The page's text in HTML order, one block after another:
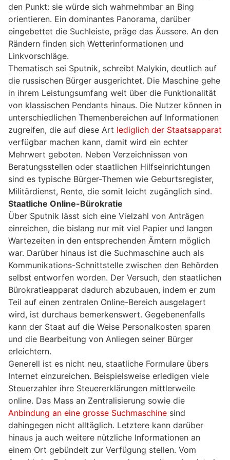
den Punkt: sie würde sich wahrnehmbar an Bing
orientieren. Ein dominantes Panorama, darüber
eingebettet die Suchleiste, präge das Äussere. An den
Rändern finden sich Wetterinformationen und
Linkvorschläge.
Thematisch sei Sputnik, schreibt Malykin, deutlich auf
die russischen Bürger ausgerichtet. Die Maschine gehe
in ihrem Leistungsumfang weit über die Funktionalität
von klassischen Pendants hinaus. Die Nutzer können in
unterschiedlichen Themenbereichen auf Informationen
zugreifen, die auf diese Art lediglich der Staatsapparat
verfügbar machen kann, damit wird ein echter
Mehrwert geboten. Neben Verzeichnissen von
Beratungsstellen oder staatlichen Hilfseinrichtungen
sind es typische Bürger-Themen wie Geburtsregister,
Militärdienst, Rente, die somit leicht zugänglich sind.
Staatliche Online-Bürokratie
Über Sputnik lässt sich eine Vielzahl von Anträgen
einreichen, die bislang nur mit viel Papier und langen
Wartezeiten in den entsprechenden Ämtern möglich
war. Darüber hinaus ist die Suchmaschine auch als
Kommunikations-Schnittstelle zwischen den Behörden
selbst entworfen worden. Der Versuch, den staatlichen
Bürokratieapparat dadurch abzubauen, indem er zum
Teil auf einen zentralen Online-Bereich ausgelagert
wird, ist durchaus bemerkenswert. Gegebenenfalls
kann der Staat auf die Weise Personalkosten sparen
und die Bearbeitung von Anliegen seiner Bürger
erleichtern.
Generell ist es nicht neu, staatliche Formulare übers
Internet einzureichen. Beispielsweise erledigen viele
Steuerzahler ihre Steuererklärungen mittlerweile
online. Das Mass an Zentralisierung sowie die
Anbindung an eine grosse Suchmaschine sind
dahingegen nicht alltäglich. Letztere kann darüber
hinaus ja auch weitere nützliche Informationen an
einem Ort gebündelt zur Verfügung stellen. Vom